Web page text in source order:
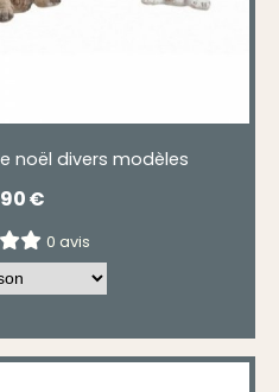
noël divers modèles
€
0 avis